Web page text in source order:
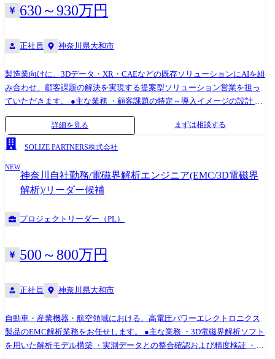
630～930万円
正社員 神奈川県大和市
製造業向けに、3Dデータ・XR・CAEなどの既存ソリューションにAIを組
み合わせ、顧客課題の解決を実現する提案型ソリューション営業を担っ
ていただきます。 ●主な業務 ・顧客課題の特定～導入イメージの設計 ・
AI導入に向けたソリューションの企画・提案 ・社内エンジニアとの連携
による提案構築 ・投資対効果・導入スケジュールを含めた提案作成 ・既
存顧客への新規ソリューション提案 ●特徴 ・全国約90社ある顧客基盤を
す ・技術理解を前提とした、付加価値の高い営業スタイルです
詳細を見る まずは相談する
SOLIZE PARTNERS株式会社
NEW
神奈川自社勤務/電磁界解析エンジニア(EMC/3D電磁界
解析)/リーダー候補
プロジェクトリーダー（PL）
500～800万円
正社員 神奈川県大和市
自動車・産業機器・航空領域における、高電圧パワーエレクトロニクス
製品のEMC解析業務をお任せします。 ●主な業務 ・3D電磁界解析ソフト
を用いた解析モデル構築 ・実測データとの整合確認および精度検証 ・ノ